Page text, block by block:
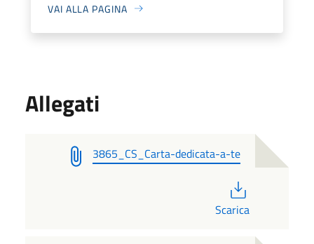
VAI ALLA PAGINA
Allegati
3865_CS_Carta-dedicata-a-te
Scarica